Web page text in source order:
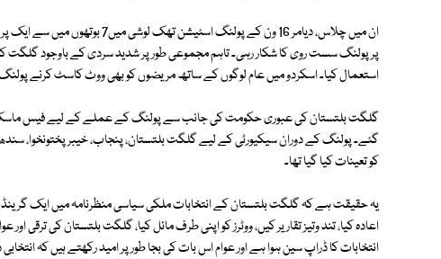
پر پولنگ سست روی کا شکار رہی۔ تاہم مجموعی طور پر شدید سردی کے باوجود گلگت
استعمال کیا۔ اسکردو میں عام لوگوں کے ساتھ مریضوں کو بھی ووٹ کاسٹ کرنے پولنگ
کو تعینات کیا گیا تھا۔
یہ حقیقت ہے کہ گلگت بلتستان کے انتخابات ملکی سیاسی منظرنامہ میں ایک
اعادہ کیا، تند وتیز تقاریر کیں، ووٹرز کو اپنی طرف مائل کیا، گلگت بلتستان کی
انتخابات کا ڈراپ سین ہوا ہے اور عوام اس بات کی بجا طور پر امید رکھتے ہیں کہ